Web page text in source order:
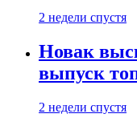
2 недели спустя
Новак
выпуск
2 недели спустя